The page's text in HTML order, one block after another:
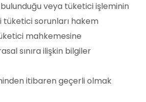
veya tüketici işleminin
tüketici sorunları hakem
mahkemesine
sınıra ilişkin bilgiler
itibaren geçerli olmak